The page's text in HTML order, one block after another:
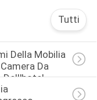
Tutti
Della Mobilia
Da